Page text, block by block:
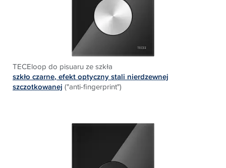
TECEloop do pisuaru ze szkła
szkło czarne, efekt optyczny stali nierdzewnej
szczotkowanej ("anti-fingerprint")